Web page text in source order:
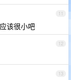
11
该很小吧
12
13